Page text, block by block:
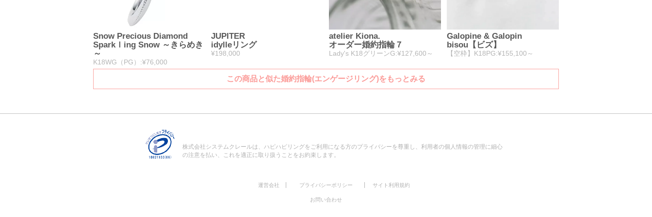
Snow Precious Diamond
Sparkｌing Snow ～きらめき
～
K18WG（PG）:¥76,000
JUPITER
idylleリング
¥198,000
atelier Kiona.
オーダー婚約指輪７
Lady's K18グリーンG:¥127,600～
Galopine & Galopin
bisou【ビズ】
【空枠】K18PG:¥155,100～
この商品と似た婚約指輪(エンゲージリング)をもっとみる
株式会社システムクレールは、ハピハピリングをご利用になる方のプライバシーを尊重し、利用者の個人情報の管理に細心
の注意を払い、これを適正に取り扱うことをお約束します。
運営会社 プライバシーポリシー サイト利用規約
お問い合わせ